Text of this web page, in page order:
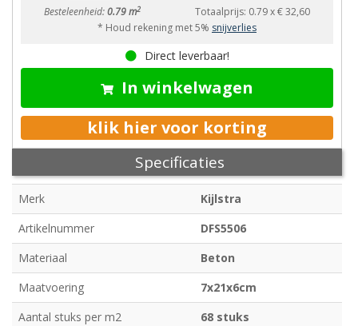
Besteleenheid:0.79 m2 Totaalprijs: 0.79x€ 32,60
* Houd rekening met 5% snijverlies
Direct leverbaar!
In winkelwagen
klik hier voor korting
Specificaties
Merk
Kijlstra
Artikelnummer
DFS5506
Materiaal
Beton
Maatvoering
7x21x6cm
Aantal stuks per m2
68 stuks